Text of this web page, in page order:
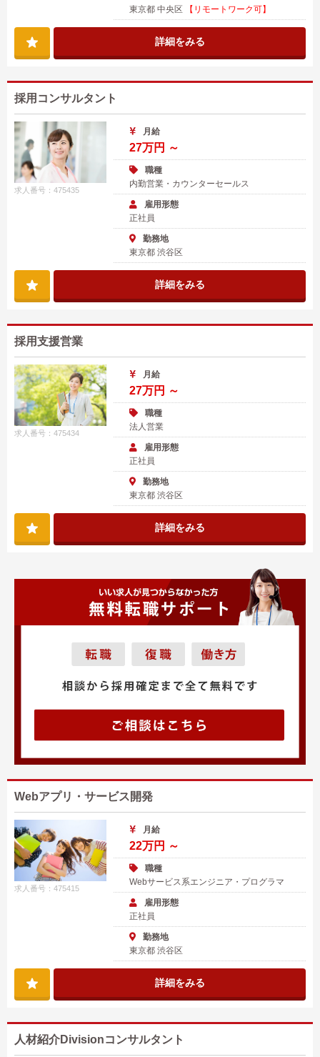
東京都 中央区
【リモートワーク可】
詳細をみる
採用コンサルタント
求人番号：475435
月給
27万円 ～
職種
内勤営業・カウンターセールス
雇用形態
正社員
勤務地
東京都 渋谷区
詳細をみる
採用支援営業
求人番号：475434
月給
27万円 ～
職種
法人営業
雇用形態
正社員
勤務地
東京都 渋谷区
詳細をみる
Webアプリ・サービス開発
求人番号：475415
月給
22万円 ～
職種
Webサービス系エンジニア・プログラマ
雇用形態
正社員
勤務地
東京都 渋谷区
詳細をみる
人材紹介Divisionコンサルタント